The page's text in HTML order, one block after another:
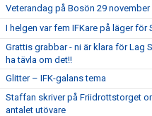
Veterandag på Bosön 29 november
I helgen var fem IFKare på läger för
Grattis grabbar - ni är klara för Lag
ha tävla om det!!
Glitter – IFK-galans tema
Staffan skriver på Friidrottstorget
antalet utövare